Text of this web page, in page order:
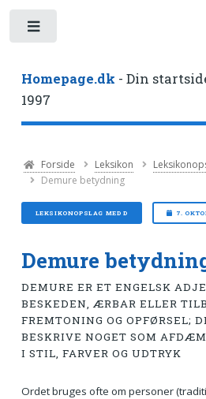
Homepage.dk - Din
1997
Forside Leksikon
Demure betydning
LEKSIKONOPSLAG MED D 7.
Demure
DEMURE ER ET ENGELSK
BESKEDEN, ÆRBAR ELLER
FREMTONING OG OPFØRSEL;
BESKRIVE NOGET SOM
I STIL, FARVER OG UDTRYK
Ordet bruges ofte om personer